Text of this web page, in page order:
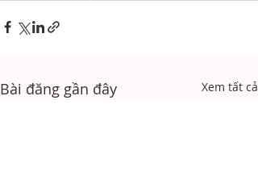
Bài đăng gần đây Xem tất cả